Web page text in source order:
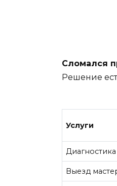
Сломался
Решение
Услуги
Диагностика
Выезд